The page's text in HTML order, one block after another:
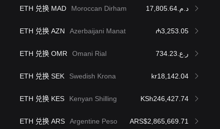
ETH 兑换 MAD Moroccan Dirham د.م.17,805.64
ETH 兑换 AZN Azerbaijani Manat ₼3,253.05
ETH 兑换 OMR Omani Rial ر.ع.734.23
ETH 兑换 SEK Swedish Krona kr18,142.04
ETH 兑换 KES Kenyan Shilling KSh246,427.74
ETH 兑换 ARS Argentine Peso ARS$2,865,669.71